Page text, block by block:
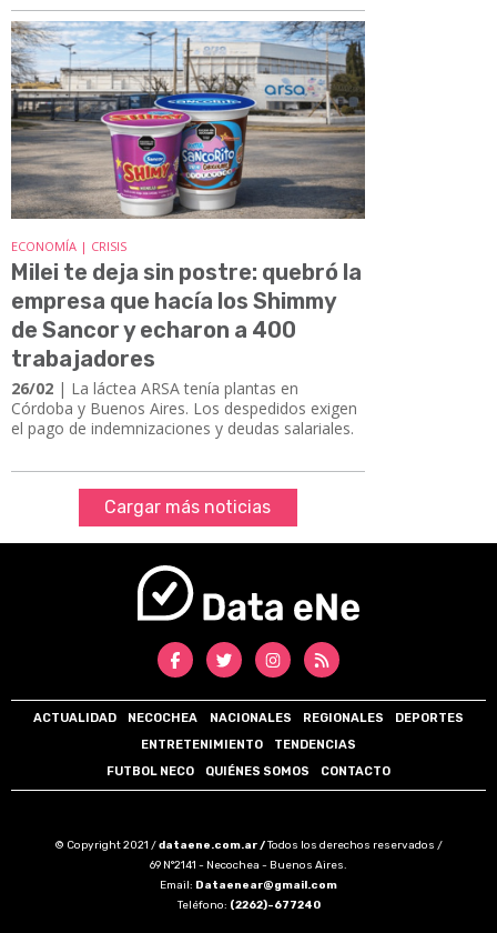
ECONOMÍA | CRISIS
Milei te deja sin postre: quebró la
empresa que hacía los Shimmy
de Sancor y echaron a 400
trabajadores
26/02 | La láctea ARSA tenía plantas en
Córdoba y Buenos Aires. Los despedidos exigen
el pago de indemnizaciones y deudas salariales.
Cargar más noticias
ACTUALIDAD NECOCHEA NACIONALES REGIONALES
DEPORTES
ENTRETENIMIENTO
TENDENCIAS
FUTBOL NECO
QUIÉNES SOMOS CONTACTO
© Copyright 2021 /dataene.com.ar /Todos los derechos reservados /
69 N°2141 - Necochea - Buenos Aires.
Email: Dataenear@gmail.com
Teléfono: (2262)-677240